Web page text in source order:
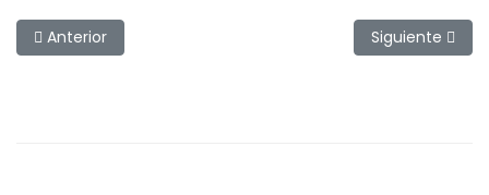
Artículo anterior: Cuellos de gallo
Anterior Artículo
Siguiente